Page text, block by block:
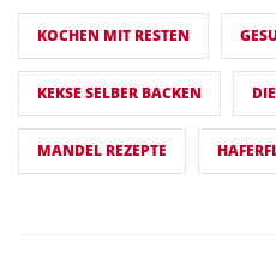
KOCHEN MIT RESTEN
KEKSE SELBER BACKEN
MANDEL REZEPTE